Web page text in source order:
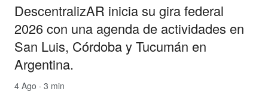
DescentralizAR inicia su gira federal
2026 con una agenda de actividades en
San Luis, Córdoba y Tucumán en
Argentina.
4 Ago · 3 min